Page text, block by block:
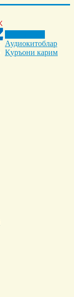
Аудиокитоблар
Қуръони карим